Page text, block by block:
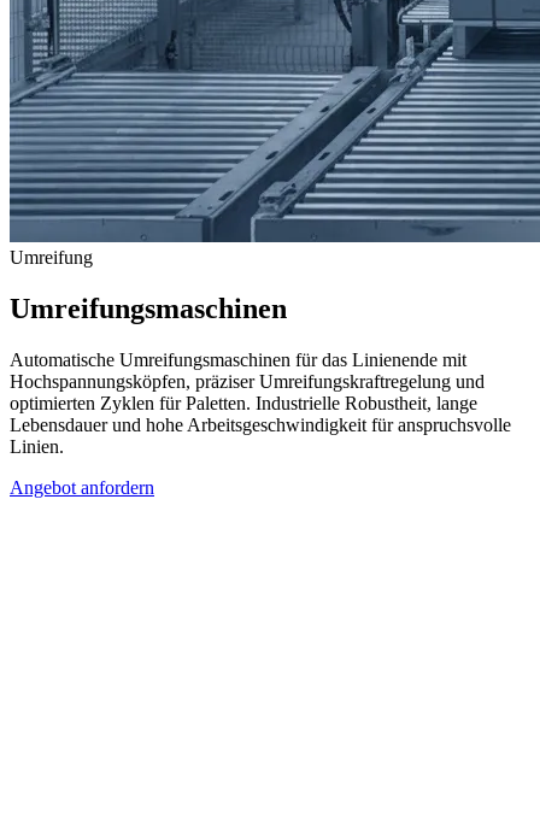
Umreifung
Umreifungsmaschinen
Automatische Umreifungsmaschinen für das Linienende mit
Hochspannungsköpfen, präziser Umreifungskraftregelung und
optimierten Zyklen für Paletten. Industrielle Robustheit, lange
Lebensdauer und hohe Arbeitsgeschwindigkeit für anspruchsvolle
Linien.
Angebot anfordern